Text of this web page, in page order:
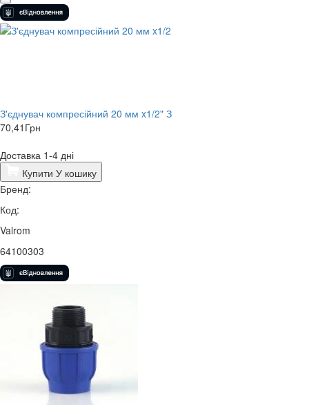
З'єднувач компресійний 20 мм x1/2" З
70,41 Грн
Доставка 1-4 дні
Купити У кошику
Бренд:
Код:
Valrom
64100303